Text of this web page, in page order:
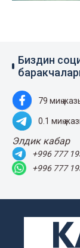
Биздин
79 миң
0.1 миң
Элдик кабар
+996 777
+996 777